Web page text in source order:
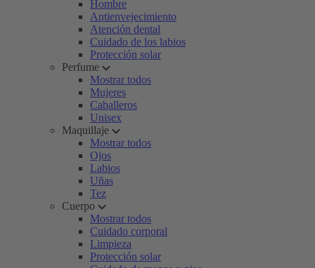
Hombre
Antienvejecimiento
Atención dental
Cuidado de los labios
Protección solar
Perfume
Mostrar todos
Mujeres
Caballeros
Unisex
Maquillaje
Mostrar todos
Ojos
Labios
Uñas
Tez
Cuerpo
Mostrar todos
Cuidado corporal
Limpieza
Protección solar